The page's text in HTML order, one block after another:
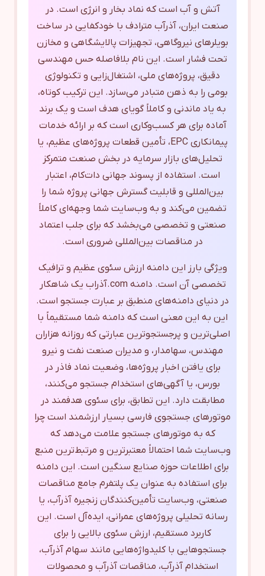
آتش و آب است که نماد بخار و انرژی است. در
صنعت ایران، آذرآب مترادف با خودکفایی در ساخت
بویلرهای نیروگاهی، تجهیزات پالایشگاهی و مخازن
تحت فشار است. این نام بلافاصله حس مهندسی
دقیق، پروژه‌های ملی، اشتغال‌زایی و تکنولوژی
بومی را به ذهن متبادر می‌سازد. این ترکیب کوتاه،
به یاد ماندنی و کاملاً گویای هدف است و یک برند
آماده برای هر کسب‌وکاری است که بر ارائه خدمات
پیمانکاری EPC، تأمین قطعات پروژه‌های عظیم، یا
تحلیل‌های بازار سرمایه در بخش صنعت متمرکز
است. استفاده از پسوند جهانی دات‌کام، اعتبار
بین‌المللی و قابلیت گسترش جهانی پروژه شما را
تضمین می‌کند و به وب‌سایت شما وجهه‌ای کاملاً
صنعتی و تخصصی می‌بخشد که برای جلب اعتماد
در مناقصات بین‌المللی ضروری است.
ویژگی بارز این دامنه ارزش سئوی عظیم و ترافیک
تخصصی آن است. دامنه com.آذراب یک شاهکار
در دنیای دامنه‌های منطبق بر عبارت جستجو است.
این به این معنی است که دامنه شما مستقیماً با
اصلی‌ترین و پرجستجوترین عبارتی که روزانه هزاران
مهندس، سهامدار، و مدیران صنعت نفت و نیرو
برای یافتن اخبار پروژه‌ها، وضعیت نماد فاذر در
بورس، یا آگهی‌های استخدام جستجو می‌کنند،
مطابقت دارد. این تطابق، برای سئوی هدفمند در
موتورهای جستجوی فارسی بسیار ارزشمند است چرا
که به موتورهای جستجو علامت می‌دهد که
وب‌سایت شما احتمالاً معتبرترین و مرتبط‌ترین منبع
برای اطلاعات حوزه صنایع سنگین است. این دامنه
برای استفاده به عنوان یک پلتفرم جامع مناقصات
صنعتی، وب‌سایت تأمین‌کنندگان زنجیره آذرآب، یا
رسانه تحلیلی پروژه‌های عمرانی، ایده‌آل است. این
کاربرد مستقیم، ارزش سئوی بالایی را برای
جستجوهایی با کلیدواژه‌هایی مانند سهام آذرآب،
استخدام آذرآب، مناقصات آذرآب و محصولات